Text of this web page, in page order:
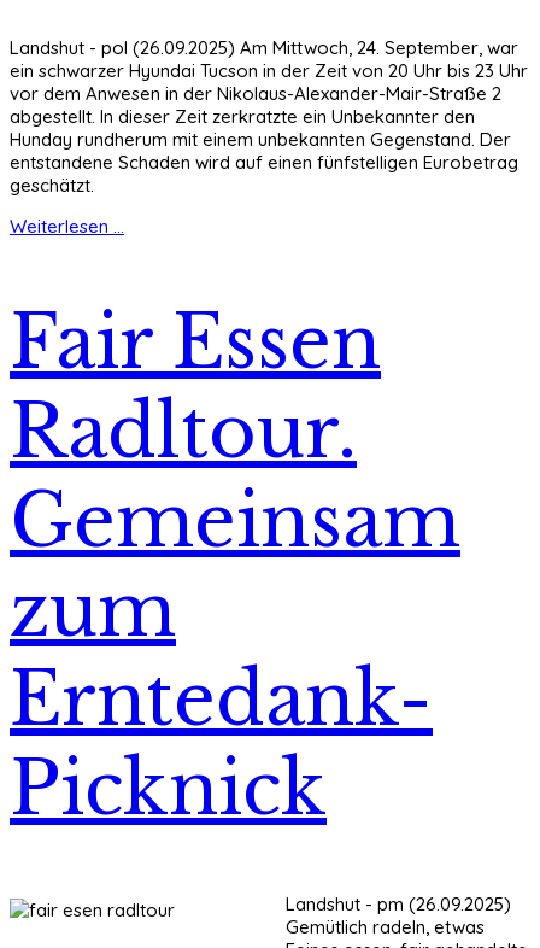
Landshut - pol (26.09.2025) Am Mittwoch, 24. September, war
ein schwarzer Hyundai Tucson in der Zeit von 20 Uhr bis 23 Uhr
vor dem Anwesen in der Nikolaus-Alexander-Mair-Straße 2
abgestellt. In dieser Zeit zerkratzte ein Unbekannter den
Hunday rundherum mit einem unbekannten Gegenstand. Der
entstandene Schaden wird auf einen fünfstelligen Eurobetrag
geschätzt.
Weiterlesen ...
Fair Essen
Radltour.
Gemeinsam
zum
Erntedank-
Picknick
Landshut - pm (26.09.2025)
Gemütlich radeln, etwas